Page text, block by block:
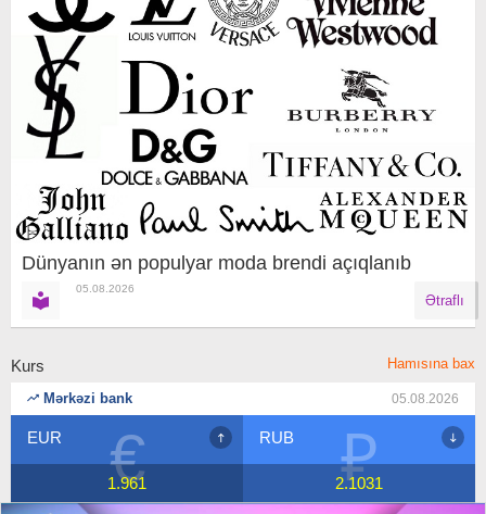
Dünyanın ən populyar moda brendi açıqlanıb
05.08.2026
Ətraflı
Kurs Hamısına bax
Mərkəzi bank 05.08.2026
€
EUR
1.961 ₽
RUB
2.1031